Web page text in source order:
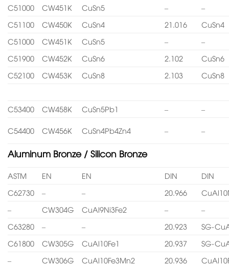
C51000
CW451K CuSn5 –
–
C51100
CW450K CuSn4 21.016
CuSn4
C51000
CW451K CuSn5 –
–
C51900
CW452K CuSn6 2.102
CuSn6
C52100
CW453K CuSn8 2.103 CuSn8
C53400 CW458K CuSn5Pb1 – –
C54400 CW456K CuSn4Pb4Zn4 – –
Aluminum Bronze / Silicon Bronze
ASTM EN EN DIN
DIN
C62730
– – 20.966
–
CW304G CuAl9Ni3Fe2 –
–
C63280
– – 20.923
SG-
C61800
CW305G CuAl10Fe1 20.937
SG-
–
CW306G CuAl10Fe3Mn2 20.936